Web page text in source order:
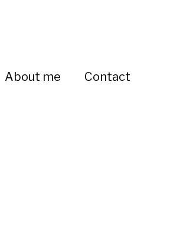
About me Contact